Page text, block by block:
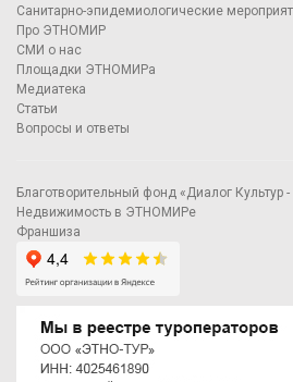
Санитарно-эпидемиологические
Про ЭТНОМИР
СМИ о нас
Площадки ЭТНОМИРа
Медиатека
Статьи
Вопросы и ответы
Благотворительный фонд «Диалог Культур
Недвижимость в ЭТНОМИРе
Франшиза